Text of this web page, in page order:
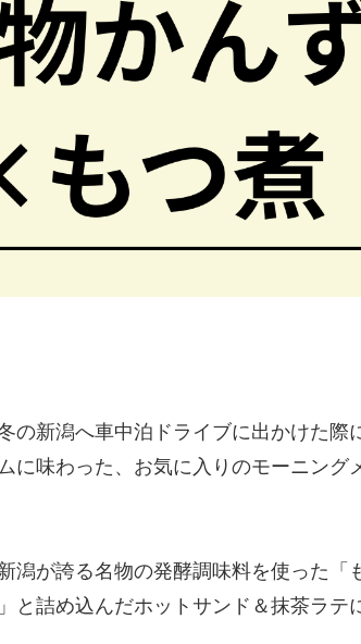
の新潟へ車中泊ドライブに出かけた際
に味わった、お気に入りのモーニング
潟が誇る名物の発酵調味料を使った「
と詰め込んだホットサンド＆抹茶ラテ